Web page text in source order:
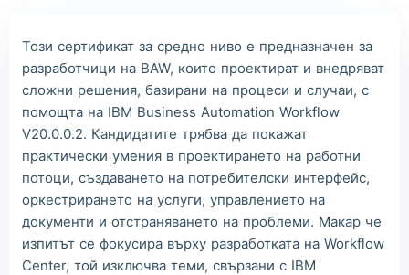
Wil*** 2026/08/06 order Other ***
2026/08/06
Mas*** 2026/08/06 order Other ***
Този сертификат за средно ниво е предназначен за
разработчици на BAW, които проектират и внедряват
сложни решения, базирани на процеси и случаи, с
помощта на IBM Business Automation Workflow
V20.0.0.2. Кандидатите трябва да покажат
практически умения в проектирането на работни
потоци, създаването на потребителски интерфейс,
оркестрирането на услуги, управлението на
документи и отстраняването на проблеми. Макар че
изпитът се фокусира върху разработката на Workflow
Center, той изключва теми, свързани с IBM